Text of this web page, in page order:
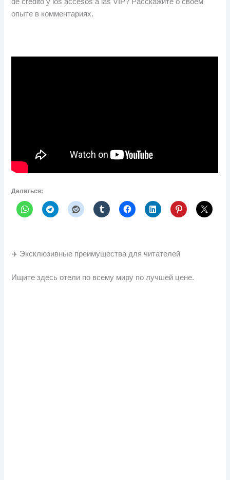
de crédito y los accesos a las VIP? Расскажите о своем
опыте в комментариях.
Делиться:
✈️ Эксклюзивные преимущества для читателей
Ищите здесь отели по всему миру по лучшей цене.